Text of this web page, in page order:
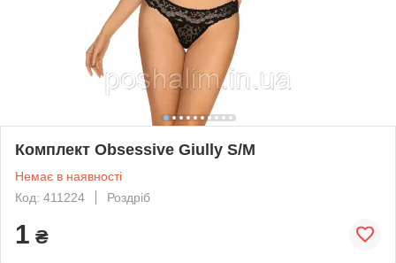
Комплект Obsessive Giully S/M
Немає в наявності
Код: 411224
Роздріб
1 ₴